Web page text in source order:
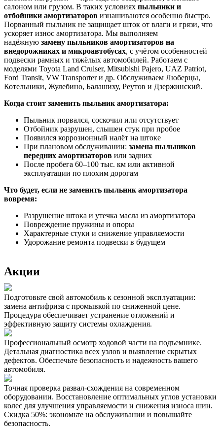
салоном или грузом. В таких условиях пыльники и
отбойники амортизаторов изнашиваются особенно быстро.
Порванный пыльник не защищает шток от влаги и грязи, что
ускоряет износ амортизатора. Мы выполняем
надёжную замену пыльников амортизаторов на
внедорожниках и микроавтобусах, с учётом особенностей
подвески рамных и тяжёлых автомобилей. Работаем с
моделями Toyota Land Cruiser, Mitsubishi Pajero, UAZ Patriot,
Ford Transit, VW Transporter и др. Обслуживаем Люберцы,
Котельники, Жулебино, Балашиху, Реутов и Дзержинский.
Когда стоит заменить пыльник амортизатора:
Пыльник порвался, соскочил или отсутствует
Отбойник разрушен, слышен стук при пробое
Появился коррозионный налёт на штоке
При плановом обслуживании: замена пыльников
передних амортизаторов или задних
После пробега 60–100 тыс. км или активной
эксплуатации по плохим дорогам
Что будет, если не заменить пыльник амортизатора
вовремя:
Разрушение штока и утечка масла из амортизатора
Повреждение пружины и опоры
Характерные стуки и снижение управляемости
Удорожание ремонта подвески в будущем
Акции
Подготовьте свой автомобиль к сезонной эксплуатации:
замена антифриза с промывкой по сниженной цене.
Процедура обеспечивает устранение отложений и
эффективную защиту системы охлаждения.
Профессиональный осмотр ходовой части на подъемнике.
Детальная диагностика всех узлов и выявление скрытых
дефектов. Обеспечьте безопасность и надежность вашего
автомобиля.
Точная проверка развал-схождения на современном
оборудовании. Восстановление оптимальных углов установки
колес для улучшения управляемости и снижения износа шин.
Скидка 50%: экономьте на обслуживании и повышайте
безопасность.